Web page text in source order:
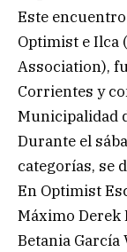
Este
Optimist e Ilca
Association),
Corrientes y
Municipalidad
Durante el
categorías, se
En Optimist
Máximo Derek
Betania García